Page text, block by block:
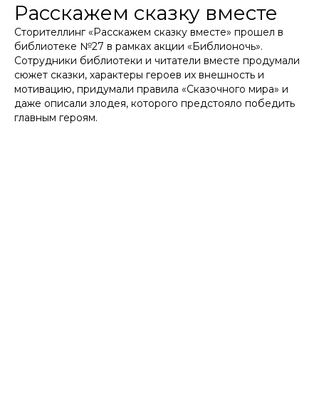
Расскажем сказку вместе
Сторителлинг «Расскажем сказку вместе» прошел в
библиотеке №27 в рамках акции «Библионочь».
Сотрудники библиотеки и читатели вместе продумали
сюжет сказки, характеры героев их внешность и
мотивацию, придумали правила «Сказочного мира» и
даже описали злодея, которого предстояло победить
главным героям.